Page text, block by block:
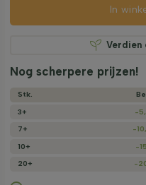
In
Verdien
Nog scherpere prijzen!
Stk.
3+
-
7+
-
10+
-
20+
-